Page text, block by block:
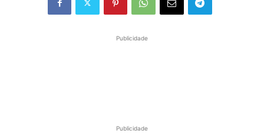
Publicidade
Publicidade